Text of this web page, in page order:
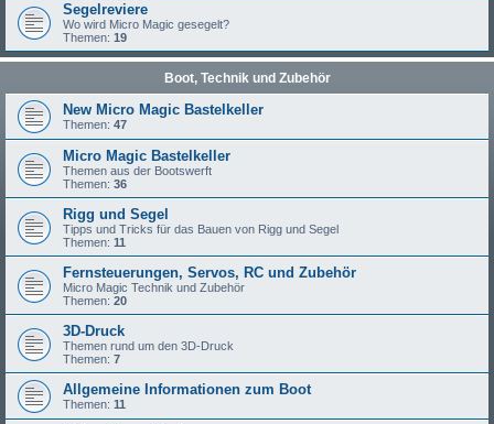
Segelreviere
Wo wird Micro Magic gesegelt?
Themen: 19
Boot, Technik und Zubehör
New Micro Magic Bastelkeller
Themen: 47
Micro Magic Bastelkeller
Themen aus der Bootswerft
Themen: 36
Rigg und Segel
Tipps und Tricks für das Bauen von Rigg und Segel
Themen: 11
Fernsteuerungen, Servos, RC und Zubehör
Micro Magic Technik und Zubehör
Themen: 20
3D-Druck
Themen rund um den 3D-Druck
Themen: 7
Allgemeine Informationen zum Boot
Themen: 11